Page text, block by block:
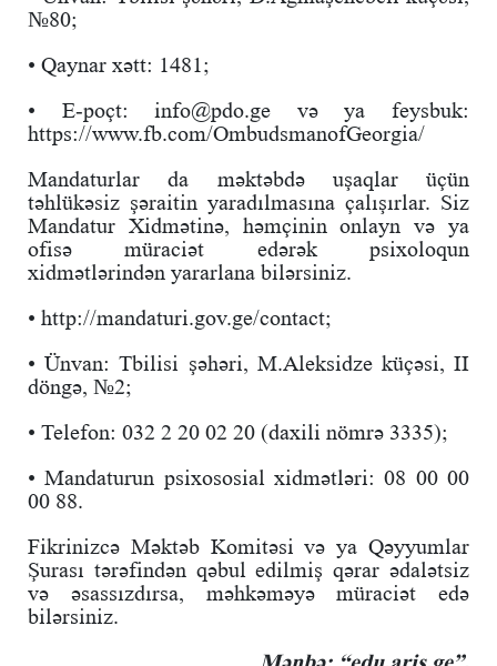
№80;
• Qaynar xətt: 1481;
• E-poçt: info@pdo.ge və ya feysbuk:
https://www.fb.com/OmbudsmanofGeorgia/
Mandaturlar da məktəbdə uşaqlar üçün
təhlükəsiz şəraitin yaradılmasına çalışırlar. Siz
Mandatur Xidmətinə, həmçinin onlayn və ya
ofisə müraciət edərək psixoloqun
xidmətlərindən yararlana bilərsiniz.
• http://mandaturi.gov.ge/contact;
• Ünvan: Tbilisi şəhəri, M.Aleksidze küçəsi, II
döngə, №2;
• Telefon: 032 2 20 02 20 (daxili nömrə 3335);
• Mandaturun psixososial xidmətləri: 08 00 00
00 88.
Fikrinizcə Məktəb Komitəsi və ya Qəyyumlar
Şurası tərəfindən qəbul edilmiş qərar ədalətsiz
və əsassızdırsa, məhkəməyə müraciət edə
bilərsiniz.